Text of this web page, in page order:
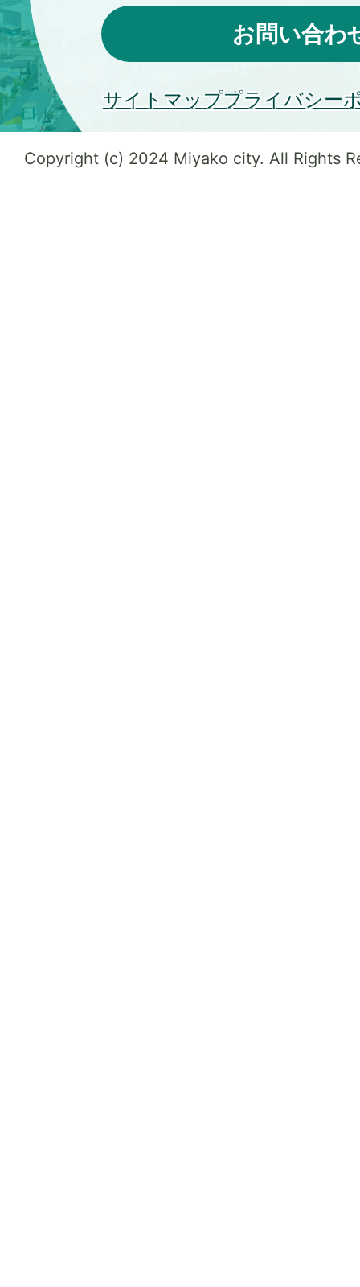
お問い合わ
サイトマッププライバシー
Copyright (c) 2024 Miyako city. All Rights